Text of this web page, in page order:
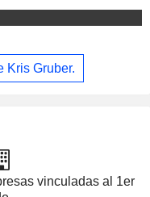
Kris Gruber.
vinculadas al 1er